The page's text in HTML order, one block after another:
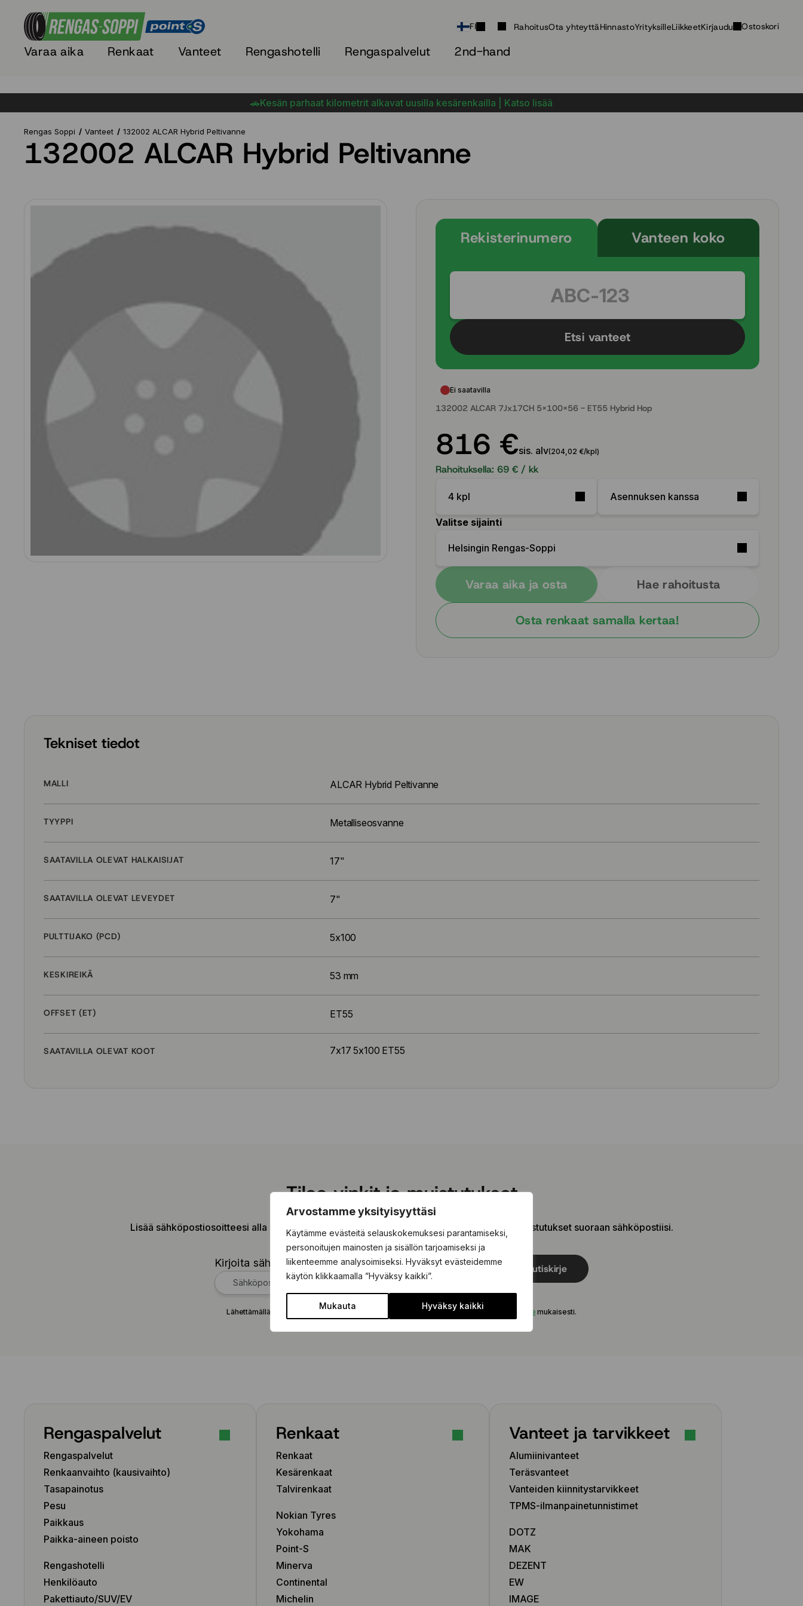
Arvostamme yksityisyyttäsi
Käytämme evästeitä selauskokemuksesi parantamiseksi,
personoitujen mainosten ja sisällön tarjoamiseksi ja
liikenteemme analysoimiseksi. Hyväksyt evästeidemme
käytön klikkaamalla ”Hyväksy kaikki”.
Mukauta Hyväksy kaikki
FI RahoitusOta yhteyttäHinnastoYrityksilleLiikkeetKirjaudu Ostoskori
Varaa aika Renkaat Vanteet Rengashotelli Rengaspalvelut 2nd-hand
🚗Kesän parhaat kilometrit alkavat uusilla kesärenkailla | Katso lisää
Rengas Soppi Vanteet 132002 ALCAR Hybrid Peltivanne
132002 ALCAR Hybrid Peltivanne
Rekisterinumero Vanteen koko
Etsi vanteet
Ei saatavilla
132002 ALCAR 7Jx17CH 5x100x56 - ET55 Hybrid Hop
816 €sis. alv(204,02 €/kpl)
Rahoituksella: 69 € / kk
4 kpl Asennuksen kanssa
Valitse sijainti
Helsingin Rengas-Soppi
Varaa aika ja osta Hae rahoitusta
Osta renkaat samalla kertaa!
Tekniset tiedot
MALLI ALCAR Hybrid Peltivanne
TYYPPI Metalliseosvanne
SAATAVILLA OLEVAT HALKAISIJAT 17"
SAATAVILLA OLEVAT LEVEYDET 7"
PULTTIJAKO (PCD) 5x100
KESKIREIKÄ 53 mm
OFFSET (ET) ET55
SAATAVILLA OLEVAT KOOT 7x17 5x100 ET55
Tilaa vinkit ja muistutukset
Lisää sähköpostiosoitteesi alla olevaan kenttään ja tilaa kiinnostavimmat vinkit ja kausimuistutukset suoraan sähköpostiisi.
Kirjoita sähköpostisi tähän... Tilaa uutiskirje
Lähettämällä tämän lomakkeen hyväksyt, että tietojasi käsitellääntietosuojakäytäntömme mukaisesti.
Rengaspalvelut
Rengaspalvelut
Renkaanvaihto (kausivaihto)
Tasapainotus
Pesu
Paikkaus
Paikka-aineen poisto
Rengashotelli
Henkilöauto
Pakettiauto/SUV/EV
Renkaat
Renkaat
Kesärenkaat
Talvirenkaat
Nokian Tyres
Yokohama
Point-S
Minerva
Continental
Michelin
Vanteet ja tarvikkeet
Alumiinivanteet
Teräsvanteet
Vanteiden kiinnitystarvikkeet
TPMS-ilmanpainetunnistimet
DOTZ
MAK
DEZENT
EW
IMAGE